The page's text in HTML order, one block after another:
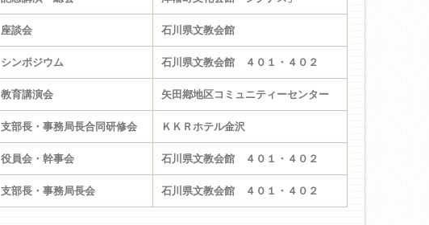
座談会 石川県文教会館
シンポジウム 石川県文教会館 ４０１・４０２
教育講演会 矢田鄕地区コミュニティーセンター
支部長・事務局長合同研修会 ＫＫＲホテル金沢
役員会・幹事会 石川県文教会館 ４０１・４０２
支部長・事務局長会 石川県文教会館 ４０１・４０２